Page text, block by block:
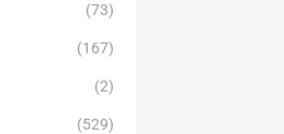
(73)
(167)
(2)
(529)